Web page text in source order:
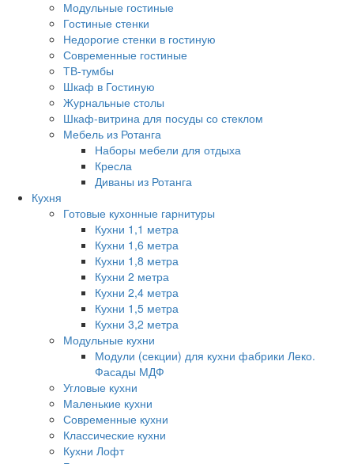
Модульные гостиные
Гостиные стенки
Недорогие стенки в гостиную
Современные гостиные
ТВ-тумбы
Шкаф в Гостиную
Журнальные столы
Шкаф-витрина для посуды со стеклом
Мебель из Ротанга
Наборы мебели для отдыха
Кресла
Диваны из Ротанга
Кухня
Готовые кухонные гарнитуры
Кухни 1,1 метра
Кухни 1,6 метра
Кухни 1,8 метра
Кухни 2 метра
Кухни 2,4 метра
Кухни 1,5 метра
Кухни 3,2 метра
Модульные кухни
Модули (секции) для кухни фабрики Леко.
Фасады МДФ
Угловые кухни
Маленькие кухни
Современные кухни
Классические кухни
Кухни Лофт